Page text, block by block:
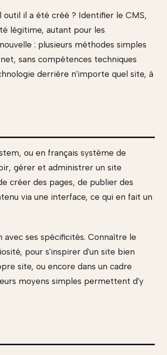
outil il a été créé ? Identifier le CMS,
légitime, autant pour les
: plusieurs méthodes simples
sans compétences techniques
derrière n'importe quel site, à
ou en français système de
gérer et administrer un site
créer des pages, de publier des
via une interface, ce qui en fait un
avec ses spécificités. Connaître le
pour s'inspirer d'un site bien
site, ou encore dans un cadre
moyens simples permettent d'y